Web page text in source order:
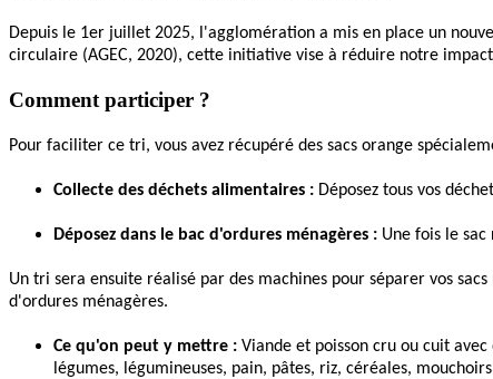
Depuis le 1er juillet 2025, l'agglomération a mis en place un
circulaire (AGEC, 2020), cette initiative vise à réduire notre
Comment participer ?
Pour faciliter ce tri, vous avez récupéré des sacs orange
Collecte des déchets alimentaires : Déposez tous vos
Déposez dans le bac d'ordures ménagères : Une fois le
Un tri sera ensuite réalisé par des machines pour séparer vos
d'ordures ménagères.
Ce qu'on peut y mettre : Viande et poisson cru ou cuit
légumes, légumineuses, pain, pâtes, riz, céréales,